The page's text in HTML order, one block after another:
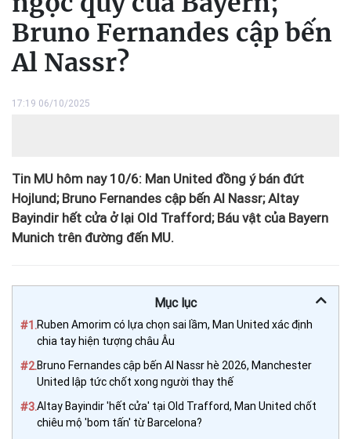
Bruno Fernandes cập bến
Al Nassr?
17:19 06/10/2025
Tin MU hôm nay 10/6: Man United đồng ý bán đứt
Hojlund; Bruno Fernandes cập bến Al Nassr; Altay
Bayindir hết cửa ở lại Old Trafford; Báu vật của Bayern
Munich trên đường đến MU.
Mục lục
#1.Ruben Amorim có lựa chọn sai lầm, Man United xác định
chia tay hiện tượng châu Âu
#2.Bruno Fernandes cập bến Al Nassr hè 2026, Manchester
United lập tức chốt xong người thay thế
#3.Altay Bayindir 'hết cửa' tại Old Trafford, Man United chốt
chiêu mộ 'bom tấn' từ Barcelona?